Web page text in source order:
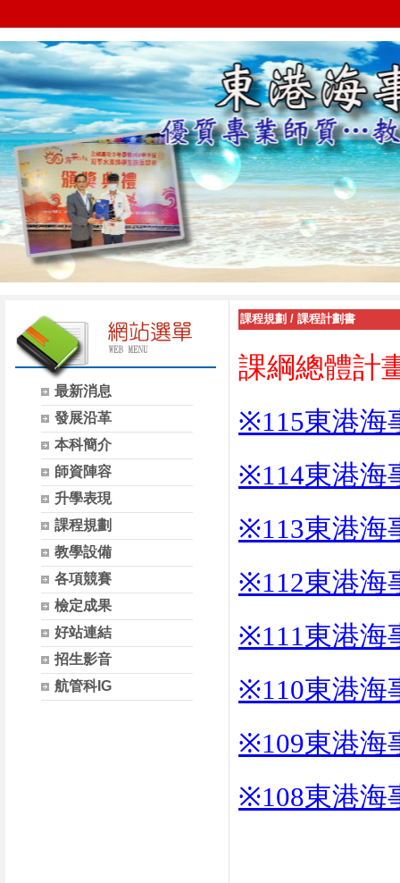
最新消息
發展沿革
本科簡介
師資陣容
升學表現
課程規劃
教學設備
各項競賽
檢定成果
好站連結
招生影音
航管科IG
課程規劃 / 課程計劃書
課綱總體計
※115東港海
※114東港海
※113東港海
※112東港海
※111東港海
※110東港海
※109東港海
※108東港海